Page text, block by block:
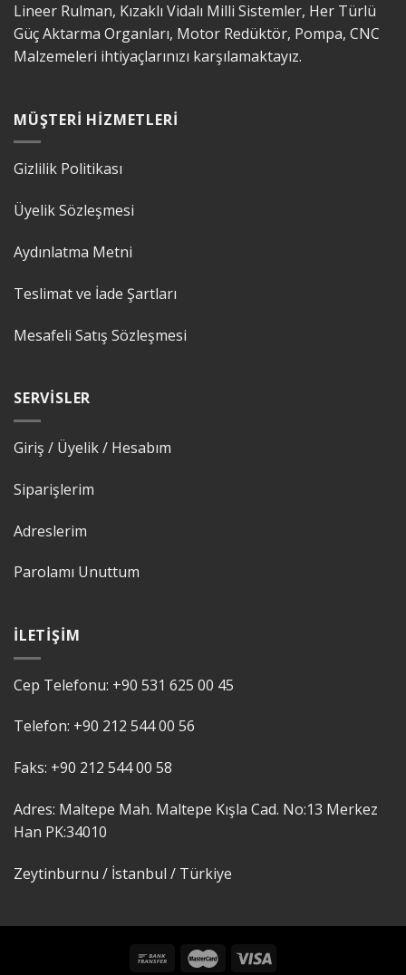
Lineer Rulman, Kızaklı Vidalı Milli Sistemler, Her Türlü
Güç Aktarma Organları, Motor Redüktör, Pompa, CNC
Malzemeleri ihtiyaçlarınızı karşılamaktayız.
MÜŞTERI HIZMETLERI
Gizlilik Politikası
Üyelik Sözleşmesi
Aydınlatma Metni
Teslimat ve İade Şartları
Mesafeli Satış Sözleşmesi
SERVISLER
Giriş / Üyelik / Hesabım
Siparişlerim
Adreslerim
Parolamı Unuttum
İLETIŞIM
Cep Telefonu: +90 531 625 00 45
Telefon: +90 212 544 00 56
Faks: +90 212 544 00 58
Adres: Maltepe Mah. Maltepe Kışla Cad. No:13 Merkez
Han PK:34010
Zeytinburnu / İstanbul / Türkiye